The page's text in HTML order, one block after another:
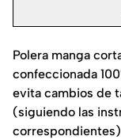
Polera manga
confeccionada
evita cambios de
(siguiendo las